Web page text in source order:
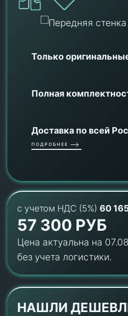
Только
Полная
Доставка по всей
ПОДРОБНЕЕ
с учетом НДС (5%) 60
57 300 РУБ
Цена актуальна на
без учета логистики.
НАШЛИ